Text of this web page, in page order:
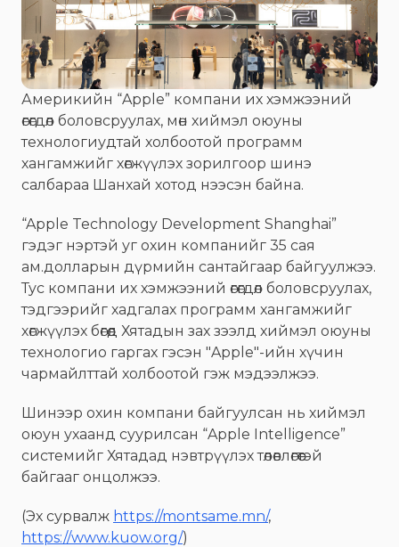
Америкийн “Apple” компани их хэмжээний
өгөгдөл боловсруулах, мөн хиймэл оюуны
технологиудтай холбоотой программ
хангамжийг хөгжүүлэх зорилгоор шинэ
салбараа Шанхай хотод нээсэн байна.
“Apple Technology Development Shanghai”
гэдэг нэртэй уг охин компанийг 35 сая
ам.долларын дүрмийн сантайгаар байгуулжээ.
Тус компани их хэмжээний өгөгдөл боловсруулах,
тэдгээрийг хадгалах программ хангамжийг
хөгжүүлэх бөгөөд Хятадын зах зээлд хиймэл оюуны
технологио гаргах гэсэн "Apple"-ийн хүчин
чармайлттай холбоотой гэж мэдээлжээ.
Шинээр охин компани байгуулсан нь хиймэл
оюун ухаанд суурилсан “Apple Intelligence”
системийг Хятадад нэвтрүүлэх төлөвлөгөөтэй
байгааг онцолжээ.
(Эх сурвалж https://montsame.mn/,
https://www.kuow.org/)